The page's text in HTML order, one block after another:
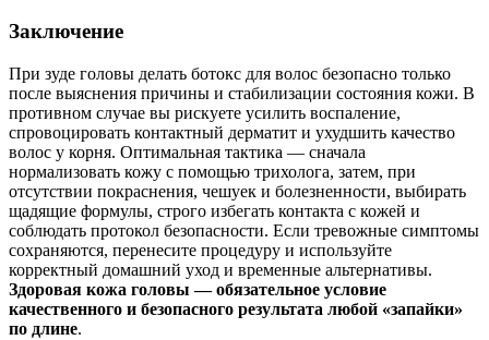
Заключение
При зуде головы делать ботокс для волос безопасно только
после выяснения причины и стабилизации состояния кожи. В
противном случае вы рискуете усилить воспаление,
спровоцировать контактный дерматит и ухудшить качество
волос у корня. Оптимальная тактика — сначала
нормализовать кожу с помощью трихолога, затем, при
отсутствии покраснения, чешуек и болезненности, выбирать
щадящие формулы, строго избегать контакта с кожей и
соблюдать протокол безопасности. Если тревожные симптомы
сохраняются, перенесите процедуру и используйте
корректный домашний уход и временные альтернативы.
Здоровая кожа головы — обязательное условие
качественного и безопасного результата любой «запайки»
по длине.